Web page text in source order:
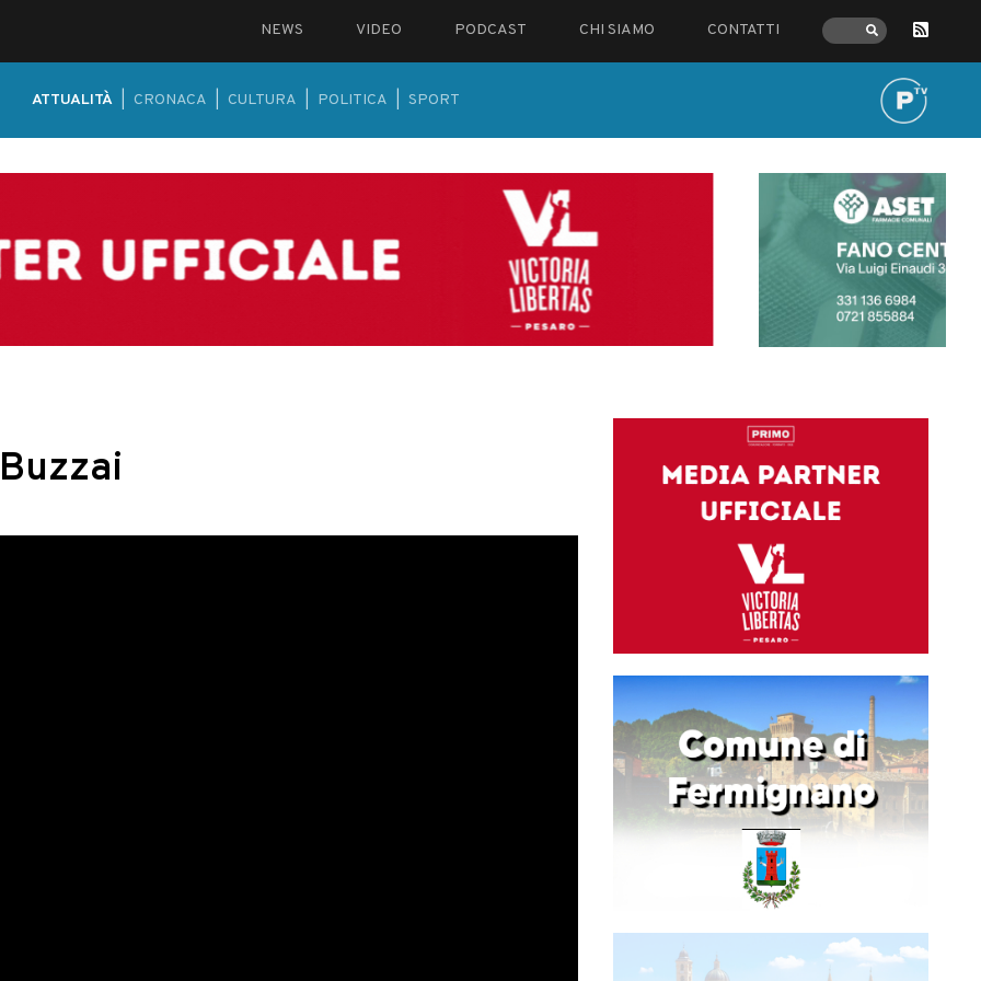
NEWS VIDEO PODCAST CHI SIAMO CONTATTI
ATTUALITÀ CRONACA CULTURA POLITICA SPORT